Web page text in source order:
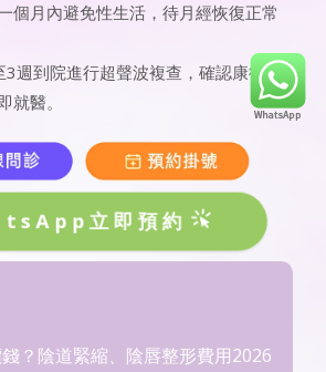
個月內避免性生活，待月經恢復正常
週到院進行超聲波複查，確認康復情
就醫。
立即預約
？陰道緊縮、陰唇整形費用2026